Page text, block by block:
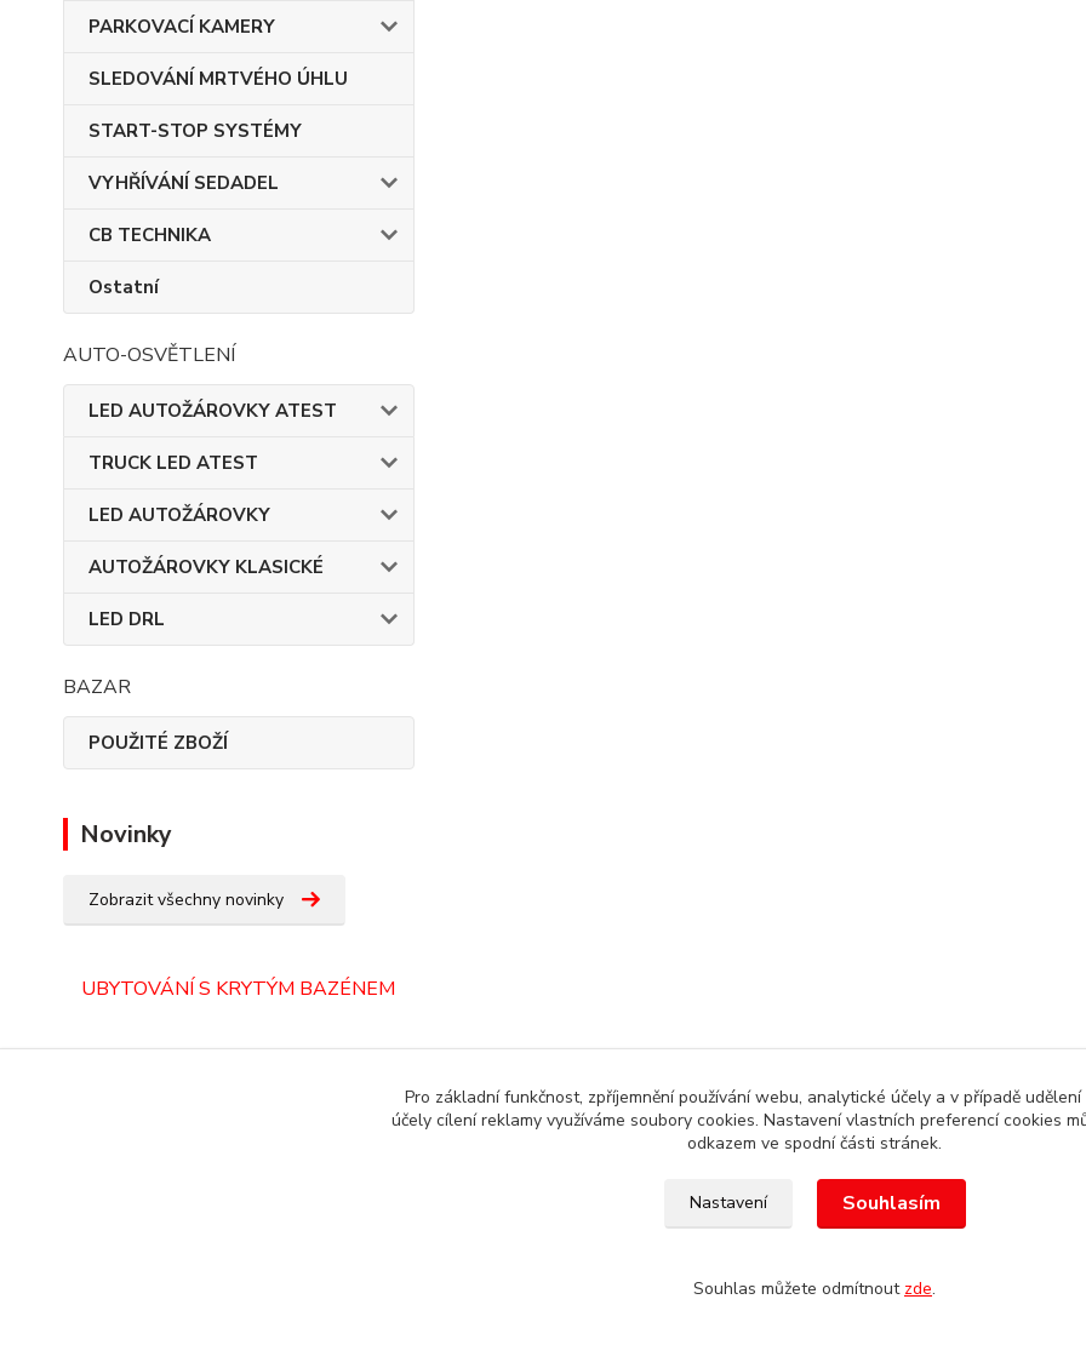
PARKOVACÍ KAMERY
SLEDOVÁNÍ MRTVÉHO ÚHLU
START-STOP SYSTÉMY
VYHŘÍVÁNÍ SEDADEL
CB TECHNIKA
Ostatní
AUTO-OSVĚTLENÍ
LED AUTOŽÁROVKY ATEST
TRUCK LED ATEST
LED AUTOŽÁROVKY
AUTOŽÁROVKY KLASICKÉ
LED DRL
BAZAR
POUŽITÉ ZBOŽÍ
Novinky
Zobrazit všechny novinky
UBYTOVÁNÍ S KRYTÝM BAZÉNEM
Copyright © 1987 - 2022 autoalarmyhk.cz Jiří Cvrček, Autoalarm servis HK +420608246300
Pro základní funkčnost, zpříjemnění používání webu, analytické účely a v případě
účely cílení reklamy využíváme soubory cookies. Nastavení vlastních preferencí cookies
odkazem ve spodní části stránek.
Nastavení Souhlasím
Souhlas můžete odmítnout zde.